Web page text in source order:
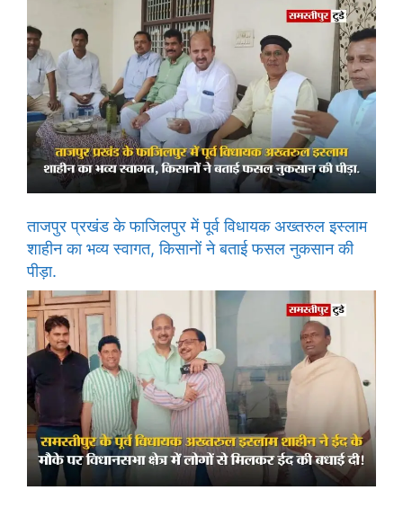
ताजपुर प्रखंड के फाजिलपुर में पूर्व विधायक अख्तरुल इस्लाम
शाहीन का भव्य स्वागत, किसानों ने बताई फसल नुकसान की
पीड़ा.